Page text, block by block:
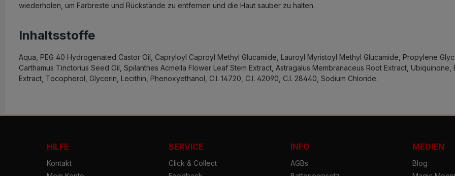
wiederholen, um Farbreste und Rückstände zu entfernen und die Haut sauber zu halten.
Inhaltsstoffe
Aqua, PEG 40 Hydrogenated Castor Oil, Capryloyl Caproyl Methyl Glucamide, Lauroyl Myristoyl Methyl Glucamide, Propylene
Carthamus Tinctorius Seed Oil, Spilanthes Acmella Flower Leaf Stem Extract, Astragalus Membranaceus Root Extract,
Extract, Tocopherol, Glycerin, Lecithin, Phenoxyethanol, C.I. 14720, C.I. 42090, C.I. 28440, Sodium Chloride.
HILFE
Kontakt
SERVICE
Click & Collect
INFO
AGBs
MEDIEN
Blog